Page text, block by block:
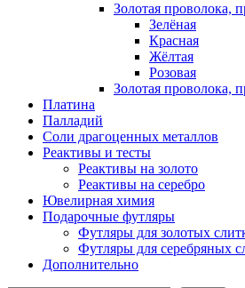
Золотая проволока,
Зелёная
Красная
Жёлтая
Розовая
Золотая проволока,
Платина
Палладий
Соли драгоценных металлов
Реактивы и тесты
Реактивы на золото
Реактивы на серебро
Ювелирная химия
Подарочные футляры
Футляры для золотых
Футляры для серебряных
Дополнительно